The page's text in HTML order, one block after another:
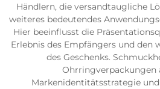
Händlern, die versandtaugliche
weiteres bedeutendes
Hier beeinflusst die
Erlebnis des Empfängers und den
des Geschenks.
Ohrringverpackungen
Markenidentitätsstrategie